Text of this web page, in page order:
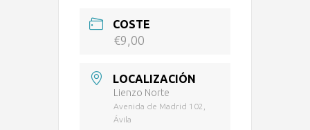
COSTE
€9,00
LOCALIZACIÓN
Lienzo Norte
Avenida de Madrid 102,
Ávila